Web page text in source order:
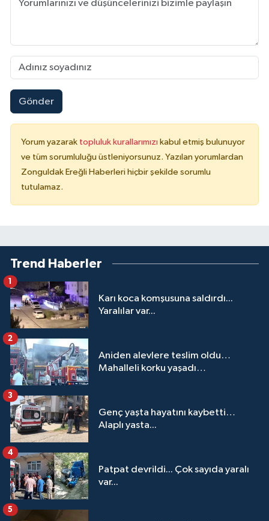
Gönder
Yorum yazarak topluluk kurallarımızı kabul etmiş bulunuyor
ve tüm sorumluluğu üstleniyorsunuz. Yazılan yorumlardan
Zonguldak Ereğli Haberleri hiçbir şekilde sorumlu
tutulamaz.
Trend Haberler
Karı koca komşusuna saldırdı...
Yaralılar var...
1
Aniden alevlere teslim oldu…
Mahalleli korku yaşadı…
2
Genç yaşta hayatını kaybetti…
Alaplı yasta...
3
Patpat devrildi... Çok sayıda yaralı
var...
4
5